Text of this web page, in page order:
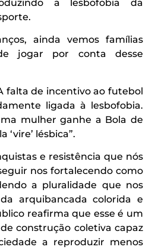
a lesbofobia da
ainda vemos famílias
jogar por conta desse
falta de incentivo ao futebol
ligada à lesbofobia.
mulher ganhe a Bola de
‘vire’ lésbica”.
e resistência que nós
nos fortalecendo como
a pluralidade que nos
arquibancada colorida e
reafirma que esse é um
construção coletiva capaz
a reproduzir menos